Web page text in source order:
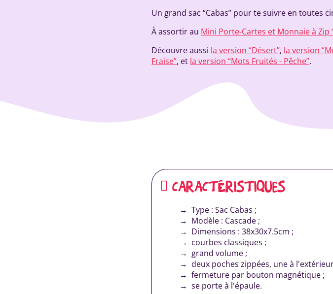
Un grand sac “Cabas” pour te suivre en toutes
À assortir au Mini Porte-Cartes et Monnaie à Zip
Découvre aussi la version “Désert”, la version
Fraise”, et la version “Mots Fruités - Pêche”.
CARACTÉRISTIQUES
Type : Sac Cabas ;
Modèle : Cascade ;
Dimensions : 38x30x7.5cm ;
courbes classiques ;
grand volume ;
deux poches zippées, une à
fermeture par bouton magnétique ;
se porte à l'épaule.